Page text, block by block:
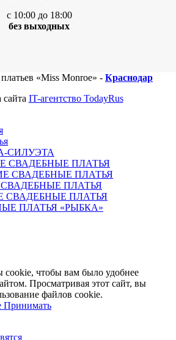
с 10:00 до 18:00
без выходных
«Miss Monroe» - Краснодар
сайта IT-агентство TodayRus
СИЛУЭТА
СВАДЕБНЫЕ ПЛАТЬЯ
СВАДЕБНЫЕ ПЛАТЬЯ
ПЛАТЬЯ
ПЛАТЬЯ
ПЛАТЬЯ «РЫБКА»
чтобы вам было удобнее
Просматривая этот сайт, вы
файлов cookie.
Принимать